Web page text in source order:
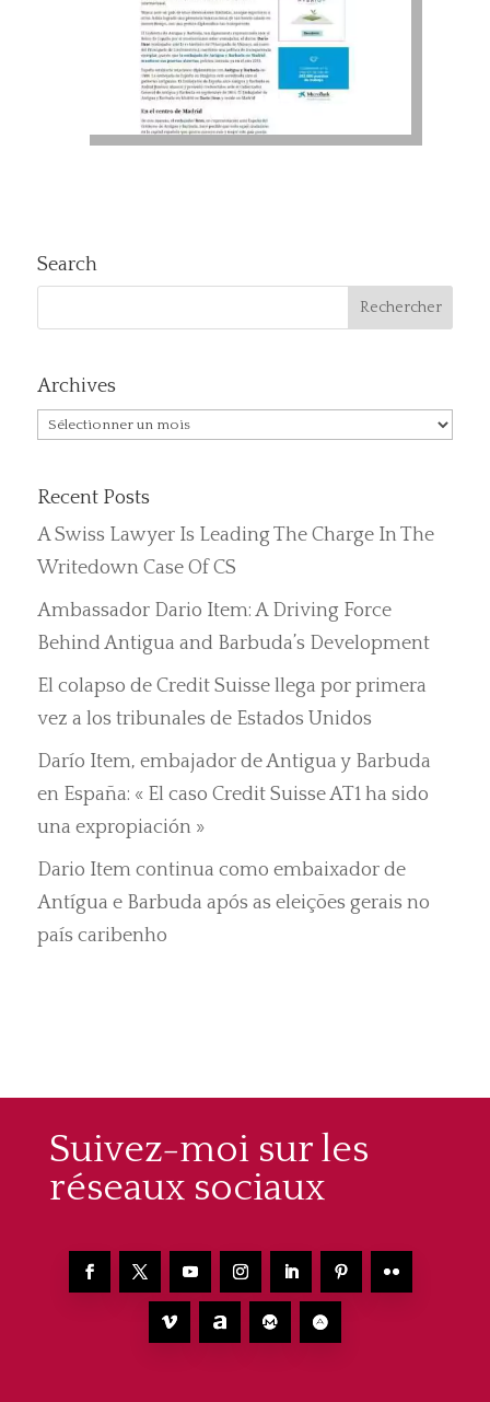
Search
Archives
Archives
Recent Posts
A Swiss Lawyer Is Leading The Charge In The
Writedown Case Of CS
Ambassador Dario Item: A Driving Force
Behind Antigua and Barbuda’s Development
El colapso de Credit Suisse llega por primera
vez a los tribunales de Estados Unidos
Darío Item, embajador de Antigua y Barbuda
en España: « El caso Credit Suisse AT1 ha sido
una expropiación »
Dario Item continua como embaixador de
Antígua e Barbuda após as eleições gerais no
país caribenho
Suivez-moi sur les
réseaux sociaux